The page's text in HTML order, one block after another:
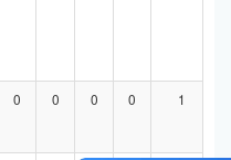
0 0 0 0 1